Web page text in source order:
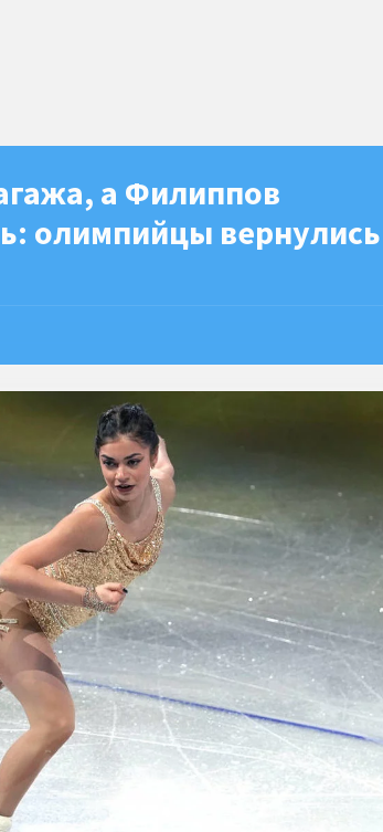
а Филиппов
олимпийцы